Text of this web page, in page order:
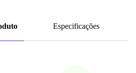
Especificações